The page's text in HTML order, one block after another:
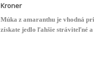
Kroner
Múka z amaranthu je vhodná
získate jedlo ľahšie stráviteľné